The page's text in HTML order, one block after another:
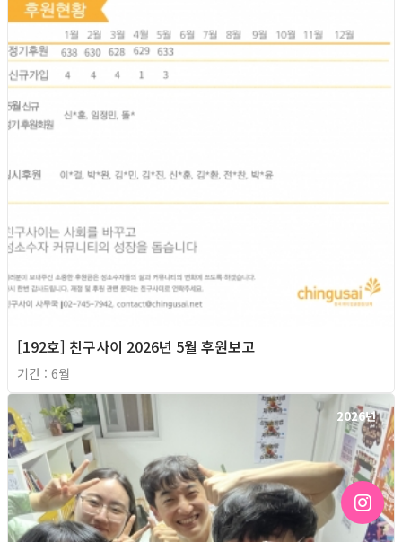
[192호] 친구사이 2026년 5월 후원보고
기간 : 6월
2026년